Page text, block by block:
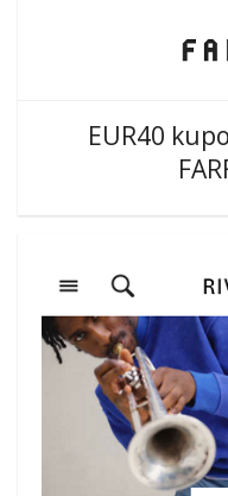
EUR40